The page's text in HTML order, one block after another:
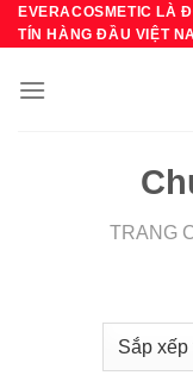
Bỏ
qua
dung
EVERACOSMETIC LÀ
TÍN HÀNG ĐẦU VIỆT
TRANG